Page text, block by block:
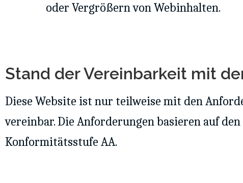
oder Vergrößern von Webinhalten.
Stand der Vereinbarkeit mit
Diese Website ist nur teilweise mit den
vereinbar. Die Anforderungen basieren auf
Konformitätsstufe AA.